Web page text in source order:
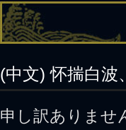
(中文) 怀揣白
申し訳ありま